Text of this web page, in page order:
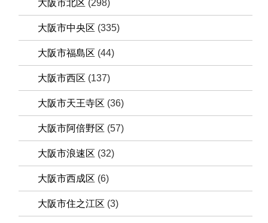
大阪市北区 (298)
大阪市中央区 (335)
大阪市福島区 (44)
大阪市西区 (137)
大阪市天王寺区 (36)
大阪市阿倍野区 (57)
大阪市浪速区 (32)
大阪市西成区 (6)
大阪市住之江区 (3)